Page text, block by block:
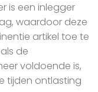
is een inlegger
waardoor deze
artikel toe te
de
voldoende is,
tijden ontlasting